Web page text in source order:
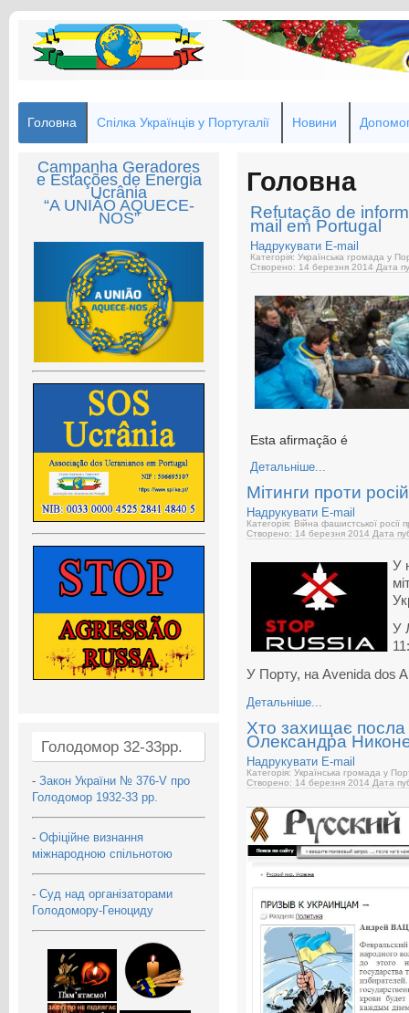
Головна Спілка Українців у Португалії Новини
Campanha Geradores
e Estações de Energia
Ucrânia
“A UNIÃO AQUECE-
NOS”
Голодомор 32-33рр.
- Закон України № 376-V про
Голодомор 1932-33 рр.
- Офіційне визнання
міжнародною спільнотою
- Суд над організаторами
Голодомору-Геноциду
Головна
Refutação de
mail em Portugal
Надрукувати E-mail
Категорія: Українська громада у
Створено: 14 березня 2014 Дата
Esta afirmação é
Детальніше...
Мітинги проти
Надрукувати E-mail
Категорія: Війна фашистської росії
Створено: 14 березня 2014 Дата
У
У
У Порту, на Avenida dos
Детальніше...
Хто захищає посла
Олександра
Надрукувати E-mail
Категорія: Українська громада у
Створено: 14 березня 2014 Дата